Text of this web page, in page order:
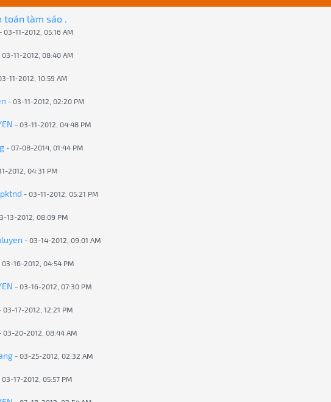
toán làm sáo .
- 03-11-2012, 05:16 AM
03-11-2012, 08:40 AM
11-2012, 10:59 AM
- 03-11-2012, 02:20 PM
- 03-11-2012, 04:48 PM
- 07-08-2014, 01:44 PM
2012, 04:31 PM
- 03-11-2012, 05:21 PM
13-2012, 08:09 PM
- 03-14-2012, 09:01 AM
16-2012, 04:54 PM
- 03-16-2012, 07:30 PM
17-2012, 12:21 PM
20-2012, 08:44 AM
- 03-25-2012, 02:32 AM
17-2012, 05:57 PM